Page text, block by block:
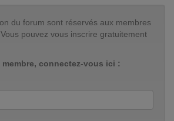
du forum sont réservés aux membres
pouvez vous inscrire gratuitement
connectez-vous ici :